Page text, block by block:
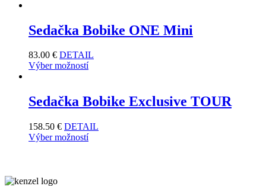
Sedačka Bobike ONE Mini
83.00 € DETAIL
Výber možností
Sedačka Bobike Exclusive TOUR
158.50 € DETAIL
Výber možností